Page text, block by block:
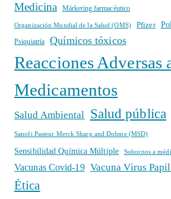
Medicina Márketing farmacéutico
Organización Mundial de la Salud (OMS) Pfizer
Psiquiatría Químicos tóxicos
Reacciones Adversas
Medicamentos
Salud Ambiental Salud pública
Sanofi Pasteur Merck Sharp and Dohme (MSD)
Sensibilidad Química Múltiple Sobornos a
Vacunas Covid-19 Vacuna Virus
Ética